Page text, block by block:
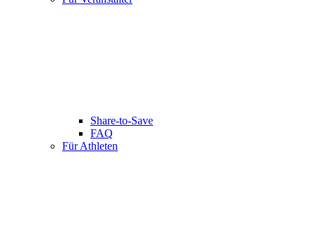
Share-to-Save
FAQ
Für Athleten